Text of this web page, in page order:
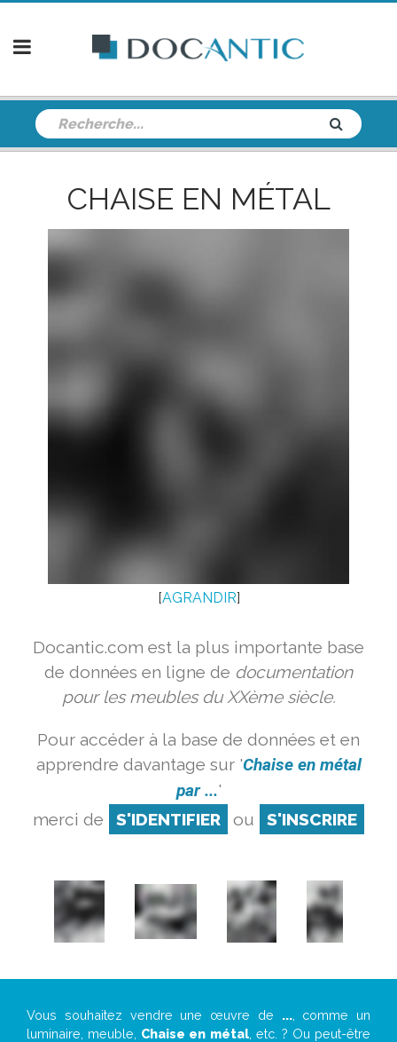
CHAISE EN MÉTAL
[AGRANDIR]
Docantic.com est la plus importante base
de données en ligne de documentation
pour les meubles du XXème siècle.
Pour accéder à la base de données et en
apprendre davantage sur 'Chaise en métal
par ...'
merci de
S'IDENTIFIER ou S'INSCRIRE
Vous souhaitez vendre une œuvre de ..., comme un
luminaire, meuble, Chaise en métal, etc. ? Ou peut-être